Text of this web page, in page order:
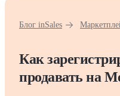
Блог inSales
Как
продавать на